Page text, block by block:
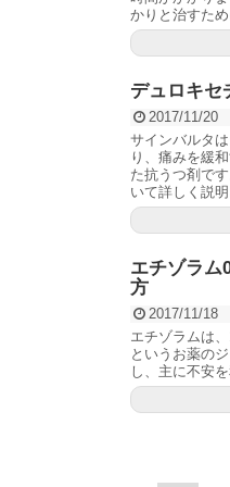
かりと治すた
デュロキセ
2017/11/20
サインバルタ
り、痛みを緩
た抗うつ剤で
いて詳しく説
エチゾラム
方
2017/11/18
エチゾラムは
というお薬の
し、主に不安